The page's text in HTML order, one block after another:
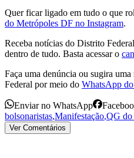
Quer ficar ligado em tudo o que
do Metrópoles DF no Instagram.
Receba notícias do Distrito
dentro de tudo. Basta acessar o
Faça uma denúncia ou sugira
Federal por meio do WhatsApp
Enviar no WhatsApp
bolsonaristas,Manifestação,QG
Ver Comentários